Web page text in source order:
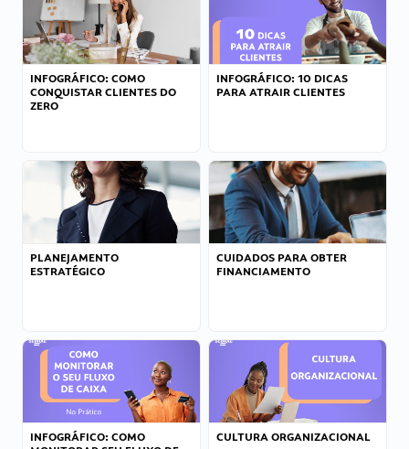
INFOGRÁFICO: COMO
CONQUISTAR CLIENTES DO
ZERO
INFOGRÁFICO: 10 DICAS
PARA ATRAIR CLIENTES
PLANEJAMENTO
ESTRATÉGICO
CUIDADOS PARA OBTER
FINANCIAMENTO
INFOGRÁFICO: COMO
CULTURA ORGANIZACIONAL